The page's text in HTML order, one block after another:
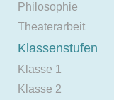
Philosophie
Theaterarbeit
Klassenstufen
Klasse 1
Klasse 2